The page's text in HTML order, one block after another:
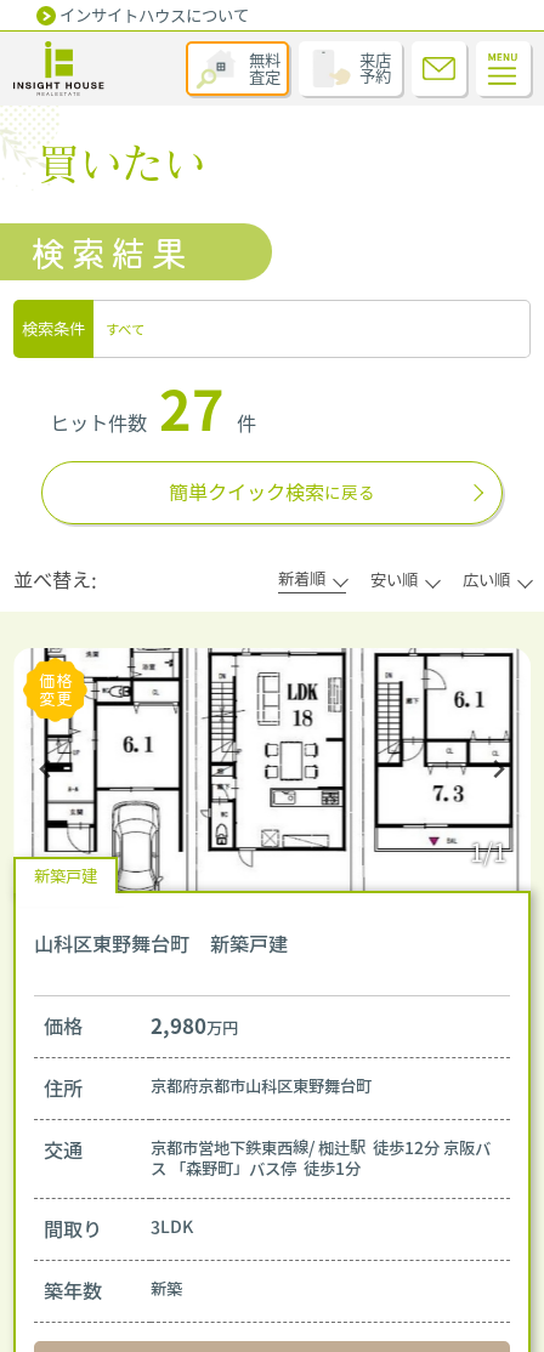
無料
査定
来店
予約
インサイトハウスについて
買いたい
検索結果
検索条件 すべて
ヒット件数 27 件
簡単クイック検索に戻る
並べ替え: 新着順 安い順 広い順
価格
変更
1/1
新築戸建
山科区東野舞台町 新築戸建
価格 2,980万円
住所 京都府京都市山科区東野舞台町
交通 京都市営地下鉄東西線/ 椥辻駅 徒歩12分 京阪バ
ス 「森野町」バス停 徒歩1分
間取り 3LDK
築年数 新築